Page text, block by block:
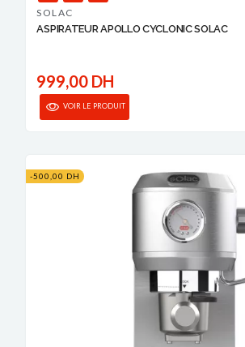
SOLAC
ASPIRATEUR APOLLO CYCLONIC SOLAC
999,00 DH
VOIR LE PRODUIT
-500,00 DH